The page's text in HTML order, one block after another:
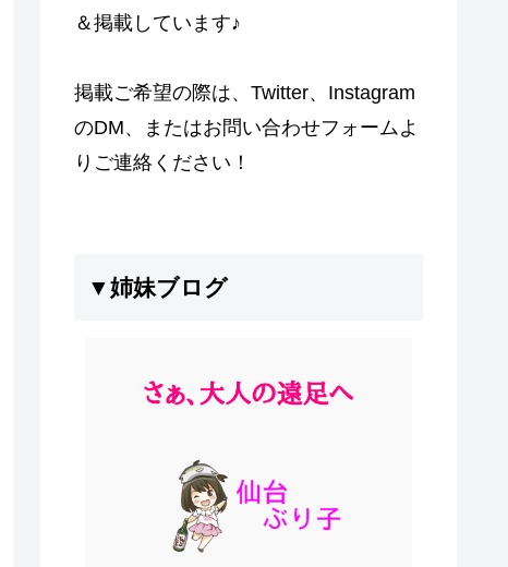
＆掲載しています♪
掲載ご希望の際は、Twitter、Instagram
のDM、またはお問い合わせフォームよ
りご連絡ください！
▼姉妹ブログ